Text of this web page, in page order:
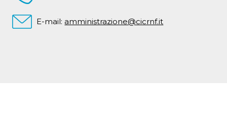
E-mail: amministrazione@cicrnf.it